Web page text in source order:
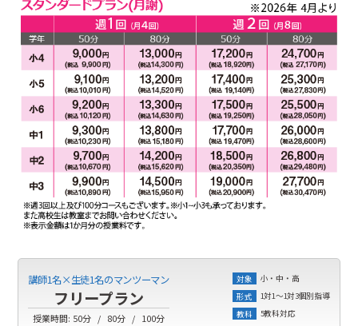
講師1名×生徒1名のマンツーマン
フリープラン
授業時間: 50分 80分 100分
対象
小・中・高
形式
1対1～1対3個別指導
教科
5教科対応